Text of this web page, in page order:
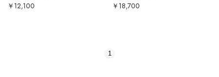
￥12,100 ￥18,700
1